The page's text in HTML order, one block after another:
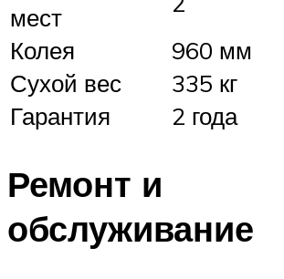
мест
Колея
960 мм
Сухой вес
335 кг
Гарантия
2 года
Ремонт и
обслуживание